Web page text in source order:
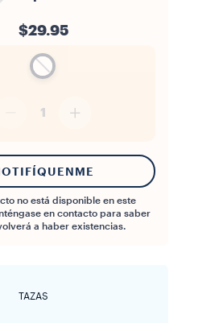
$29.95
1
no está disponible en este
en contacto para saber
a haber existencias.
TAZAS